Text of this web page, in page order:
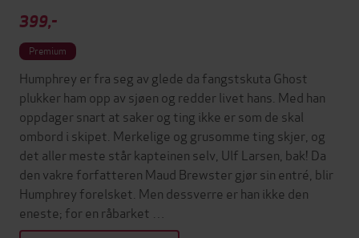
399,-
Premium
Humphrey er fra seg av glede da fangstskuta Ghost
plukker ham opp av sjøen og redder livet hans. Med han
oppdager snart at saker og ting ikke er som de skal
ombord i skipet. Merkelige og grusomme ting skjer, og
det aller meste står kapteinen selv, Ulf Larsen, bak! Da
den vakre forfatteren Maud Brewster gjør sin entré, blir
Humphrey forelsket. Men dessverre er han ikke den
eneste; for en råbarket …